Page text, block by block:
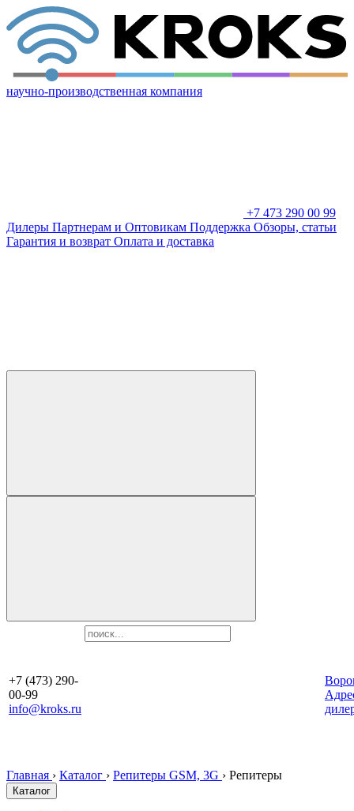
научно-производственная компания
+7 473 290 00 99
Дилеры Партнерам и Оптовикам Поддержка Обзоры, статьи
Гарантия и возврат Оплата и доставка
+7 (473) 290-
00-99
info@kroks.ru
Главная › Каталог › Репитеры GSM, 3G › Репитеры
Каталог